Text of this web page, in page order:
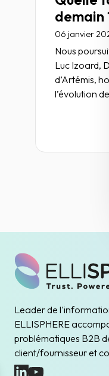
demain
06 janvier
Nous
Luc Izoard,
d’Artémis,
l’évolution
Leader de
ELLISPHERE
problématiques B2B
client/fournisseur et
(nouvelle fenêtre)
(nouvelle fenêtre)